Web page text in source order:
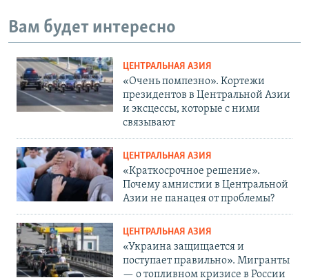
Вам будет интересно
ЦЕНТРАЛЬНАЯ АЗИЯ
«Очень помпезно». Кортежи
президентов в Центральной Азии
и эксцессы, которые с ними
связывают
ЦЕНТРАЛЬНАЯ АЗИЯ
«Краткосрочное решение».
Почему амнистии в Центральной
Азии не панацея от проблемы?
ЦЕНТРАЛЬНАЯ АЗИЯ
«Украина защищается и
поступает правильно». Мигранты
— о топливном кризисе в России